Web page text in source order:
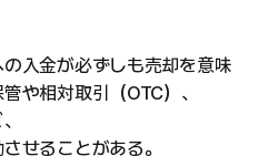
入金が必ずしも売却を意味
や相対取引（OTC）、
せることがある。